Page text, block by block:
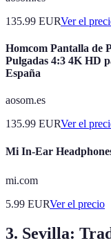
135.99 EURVer el
Homcom Pantalla de
Pulgadas 4:3 4K HD
España
aosom.es
135.99 EURVer el
Mi In-Ear
mi.com
5.99 EURVer el precio
3. Sevilla: